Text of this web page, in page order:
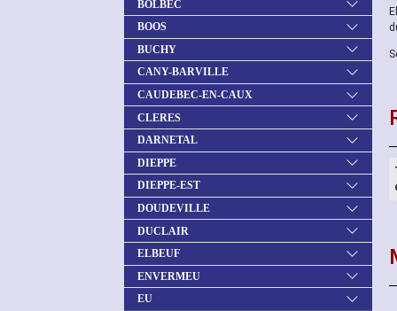
BOLBEC
BOOS
BUCHY
CANY-BARVILLE
CAUDEBEC-EN-CAUX
CLERES
DARNETAL
DIEPPE
DIEPPE-EST
DOUDEVILLE
DUCLAIR
ELBEUF
ENVERMEU
EU